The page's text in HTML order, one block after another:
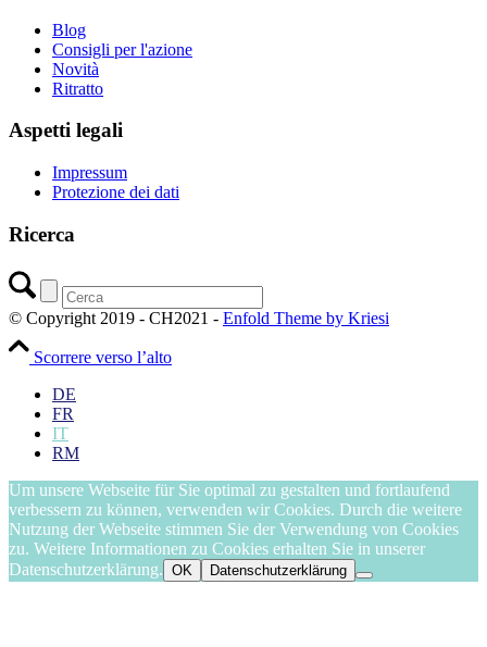
Blog
Consigli per l'azione
Novità
Ritratto
Aspetti legali
Impressum
Protezione dei dati
Ricerca
© Copyright 2019 - CH2021 - Enfold Theme by Kriesi
Scorrere verso l’alto
DE
FR
IT
RM
Um unsere Webseite für Sie optimal zu gestalten und fortlaufend
verbessern zu können, verwenden wir Cookies. Durch die weitere
Nutzung der Webseite stimmen Sie der Verwendung von Cookies
zu. Weitere Informationen zu Cookies erhalten Sie in unserer
Datenschutzerklärung. OK Datenschutzerklärung